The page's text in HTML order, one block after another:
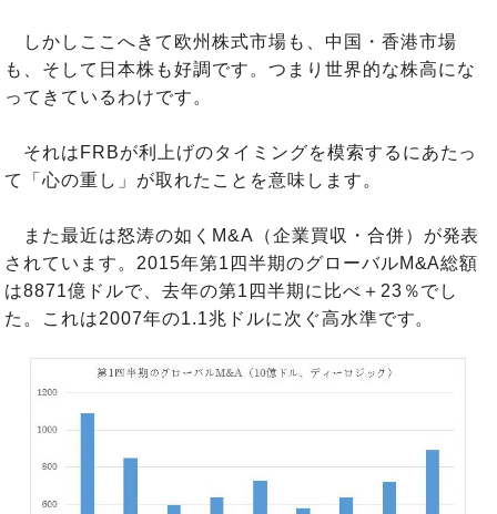
しかしここへきて欧州株式市場も、中国・香港市場
も、そして日本株も好調です。つまり世界的な株高にな
ってきているわけです。
それはFRBが利上げのタイミングを模索するにあたっ
て「心の重し」が取れたことを意味します。
また最近は怒涛の如くM&A（企業買収・合併）が発表
されています。2015年第1四半期のグローバルM&A総額
は8871億ドルで、去年の第1四半期に比べ＋23％でし
た。これは2007年の1.1兆ドルに次ぐ高水準です。